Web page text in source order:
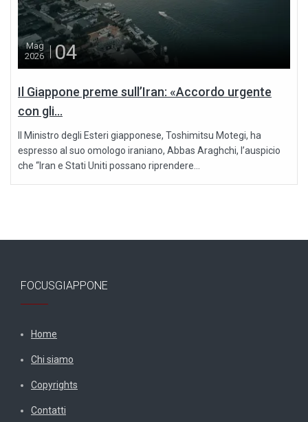
Mag
2026
04
Il Giappone preme sull’Iran: «Accordo urgente
con gli...
Il Ministro degli Esteri giapponese, Toshimitsu Motegi, ha
espresso al suo omologo iraniano, Abbas Araghchi, l’auspicio
che “Iran e Stati Uniti possano riprendere...
FOCUSGIAPPONE
Home
Chi siamo
Copyrights
Contatti